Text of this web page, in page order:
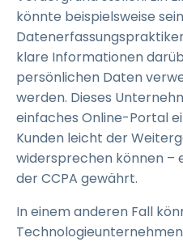
könnte beispielsweise
klare Informationen
persönlichen Daten
werden. Dieses
einfaches Online-Portal
Kunden leicht der
widersprechen können –
der CCPA gewährt.
In einem anderen Fall